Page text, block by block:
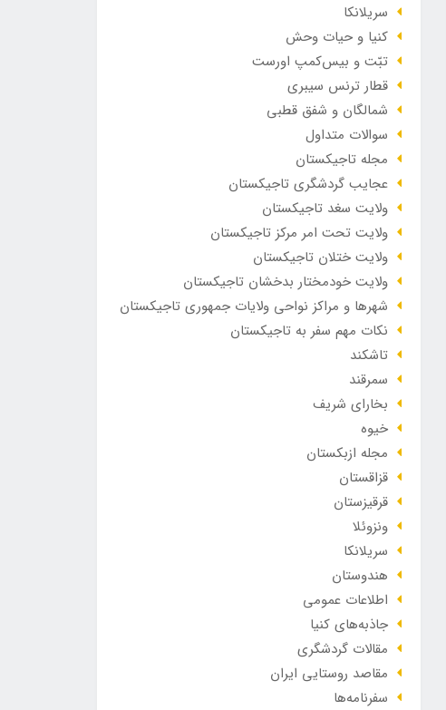
سریلانکا
کنیا و حیات وحش
تبّت و بیس‌کمپ اورست
قطار ترنس سیبری
شمالگان و شفق قطبی
سوالات متداول
مجله تاجیکستان
عجایب گردشگری تاجیکستان
ولایت سغد تاجیکستان
ولایت تحت امر مرکز تاجیکستان
ولایت ختلان تاجیکستان
ولایت خودمختار بدخشان تاجیکستان
شهرها و مراکز نواحی ولایات جمهوری تاجیکستان
نکات مهم سفر به تاجیکستان
تاشکند
سمرقند
بخارای شریف
خیوه
مجله ازبکستان
قزاقستان
قرقیزستان
ونزوئلا
سریلانکا
هندوستان
اطلاعات عمومی
جاذبه‌های کنیا
مقالات گردشگری
مقاصد روستایی ایران
سفرنامه‌ها